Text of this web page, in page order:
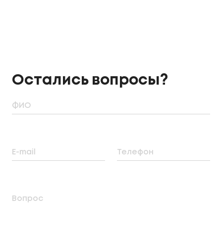
Остались вопросы?
ФИО
E-mail Телефон
Вопрос